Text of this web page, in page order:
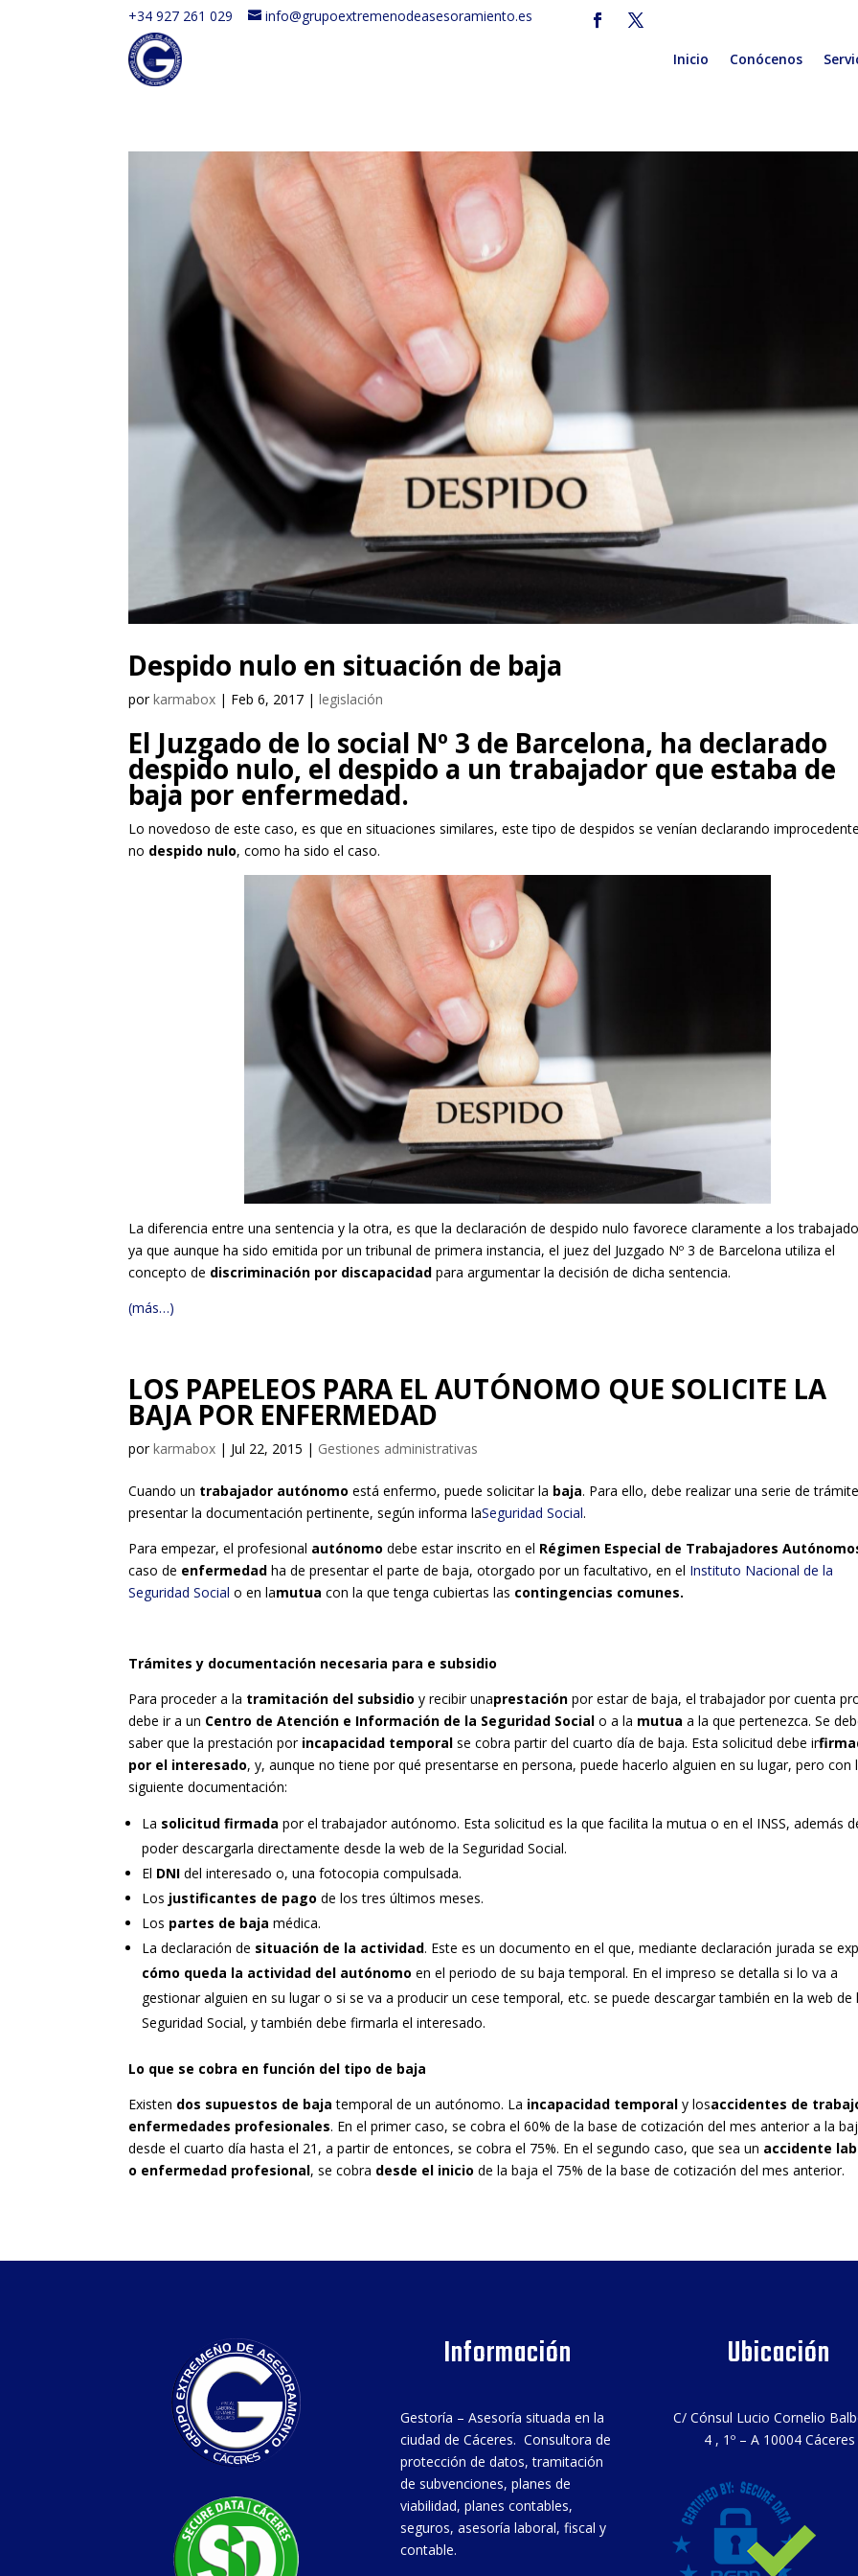
+34 927 261 029 info@grupoextremenodeasesoramiento.es
Inicio Conócenos
Despido nulo en situación de baja
porkarmabox | Feb 6, 2017 |legislación
El Juzgado de lo social Nº 3 de Barcelona, ha declarado
despido nulo, el despido a un trabajador que estaba de
baja por enfermedad.
Lo novedoso de este caso, es que en situaciones similares, este tipo de despidos se venían declarando
no despido nulo, como ha sido el caso.
La diferencia entre una sentencia y la otra, es que la declaración de despido nulo favorece claramente a los
ya que aunque ha sido emitida por un tribunal de primera instancia, el juez del Juzgado Nº 3 de Barcelona utiliza el
concepto de discriminación por discapacidad para argumentar la decisión de dicha sentencia.
(más…)
LOS PAPELEOS PARA EL AUTÓNOMO QUE SOLICITE LA
BAJA POR ENFERMEDAD
porkarmabox | Jul 22, 2015 | Gestiones administrativas
Cuando un trabajador autónomo está enfermo, puede solicitar la baja. Para ello, debe realizar una serie de
presentar la documentación pertinente, según informa laSeguridad Social.
Para empezar, el profesional autónomo debe estar inscrito en el Régimen Especial de Trabajadores
caso de enfermedad ha de presentar el parte de baja, otorgado por un facultativo, en el Instituto Nacional de la
Seguridad Social o en lamutua con la que tenga cubiertas las contingencias comunes.
Trámites y documentación necesaria para e subsidio
Para proceder a la tramitación del subsidio y recibir unaprestación por estar de baja, el trabajador por cuenta
debe ir a un Centro de Atención e Información de la Seguridad Social o a la mutua a la que pertenezca. Se
saber que la prestación por incapacidad temporal se cobra partir del cuarto día de baja. Esta solicitud debe ir
por el interesado, y, aunque no tiene por qué presentarse en persona, puede hacerlo alguien en su lugar, pero con
siguiente documentación:
La solicitud firmada por el trabajador autónomo. Esta solicitud es la que facilita la mutua o en el INSS, además
poder descargarla directamente desde la web de la Seguridad Social.
El DNI del interesado o, una fotocopia compulsada.
Los justificantes de pago de los tres últimos meses.
Los partes de baja médica.
La declaración de situación de la actividad. Este es un documento en el que, mediante declaración jurada se
cómo queda la actividad del autónomo en el periodo de su baja temporal. En el impreso se detalla si lo va a
gestionar alguien en su lugar o si se va a producir un cese temporal, etc. se puede descargar también en la web de
Seguridad Social, y también debe firmarla el interesado.
Lo que se cobra en función del tipo de baja
Existen dos supuestos de baja temporal de un autónomo. La incapacidad temporal y losaccidentes de
enfermedades profesionales. En el primer caso, se cobra el 60% de la base de cotización del mes anterior a la
desde el cuarto día hasta el 21, a partir de entonces, se cobra el 75%. En el segundo caso, que sea un accidente
o enfermedad profesional, se cobra desde el inicio de la baja el 75% de la base de cotización del mes anterior.
Información
Gestoría – Asesoría situada en la
ciudad de Cáceres. Consultora de
protección de datos, tramitación
de subvenciones, planes de
viabilidad, planes contables,
seguros, asesoría laboral, fiscal y
contable.
Ubicación
C/ Cónsul Lucio Cornelio
4 , 1º – A 10004 Cáceres